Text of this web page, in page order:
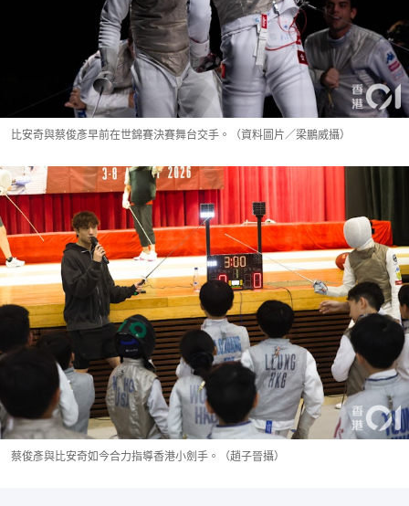
比安奇與蔡俊彥早前在世錦賽決賽舞台交手。（資料圖片／梁鵬威攝）
蔡俊彥與比安奇如今合力指導香港小劍手。（趙子晉攝）